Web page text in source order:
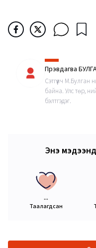
Пүрэвдагва
Сэтгүүлч
байна. Улс төр,
бэлтгэдэг.
Энэ мэдээнд
...
Таалагдсан